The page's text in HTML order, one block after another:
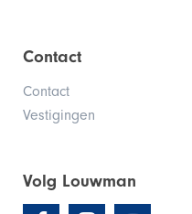
Contact
Contact
Vestigingen
Volg Louwman